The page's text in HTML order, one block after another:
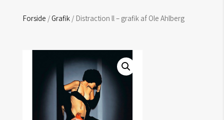
Forside /Grafik/ Distraction ll – grafik af Ole Ahlberg